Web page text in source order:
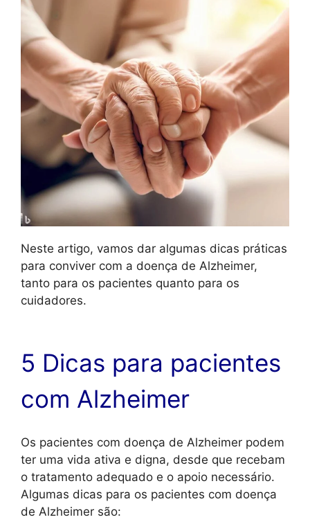
Neste artigo, vamos dar algumas dicas práticas
para conviver com a doença de Alzheimer,
tanto para os pacientes quanto para os
cuidadores.
5 Dicas para pacientes
com Alzheimer
Os pacientes com doença de Alzheimer podem
ter uma vida ativa e digna, desde que recebam
o tratamento adequado e o apoio necessário.
Algumas dicas para os pacientes com doença
de Alzheimer são: